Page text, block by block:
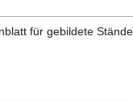
für gebildete